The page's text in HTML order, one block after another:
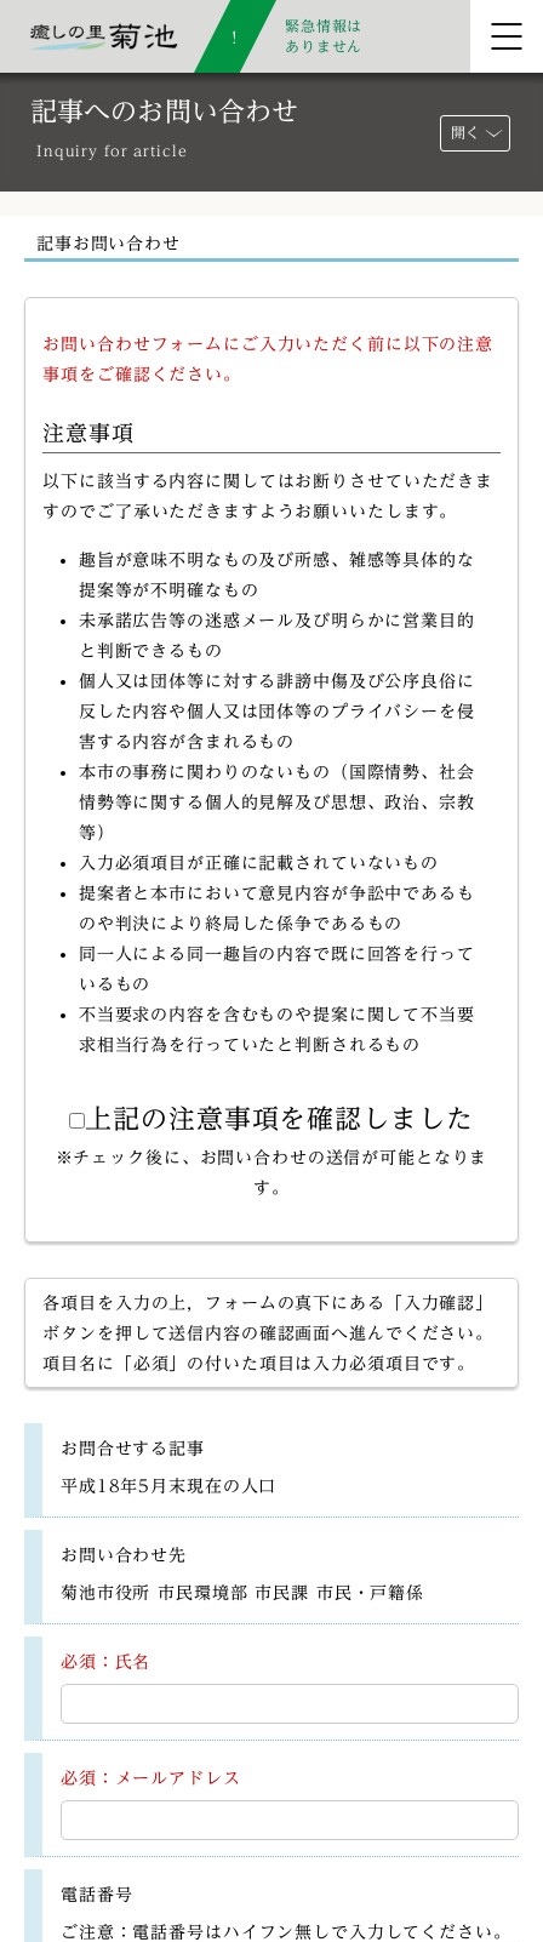
緊急情報は
ありません
記事へのお問い合わせ
Inquiry for article
開く
記事お問い合わせ
お問い合わせフォームにご入力いただく前に以下の注意
事項をご確認ください。
注意事項
以下に該当する内容に関してはお断りさせていただきま
すのでご了承いただきますようお願いいたします。
趣旨が意味不明なもの及び所感、雑感等具体的な
提案等が不明確なもの
未承諾広告等の迷惑メール及び明らかに営業目的
と判断できるもの
個人又は団体等に対する誹謗中傷及び公序良俗に
反した内容や個人又は団体等のプライバシーを侵
害する内容が含まれるもの
本市の事務に関わりのないもの（国際情勢、社会
情勢等に関する個人的見解及び思想、政治、宗教
等）
入力必須項目が正確に記載されていないもの
提案者と本市において意見内容が争訟中であるも
のや判決により終局した係争であるもの
同一人による同一趣旨の内容で既に回答を行って
いるもの
不当要求の内容を含むものや提案に関して不当要
求相当行為を行っていたと判断されるもの
上記の注意事項を確認しました
※チェック後に、お問い合わせの送信が可能となりま
す。
各項目を入力の上，フォームの真下にある「入力確認」
ボタンを押して送信内容の確認画面へ進んでください。
項目名に「必須」の付いた項目は入力必須項目です。
お問合せする記事
平成18年5月末現在の人口
お問い合わせ先
菊池市役所 市民環境部 市民課 市民・戸籍係
必須：氏名
必須：メールアドレス
電話番号
ご注意：電話番号はハイフン無しで入力してください。